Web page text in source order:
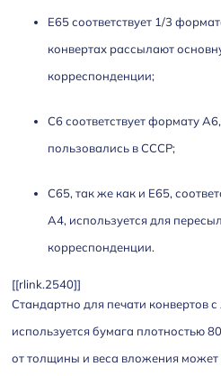
E65 соответствует 1/3
конвертах рассылают
корреспонденции;
С6 соответствует формату
пользовались в СССР;
С65, так же как и Е65,
А4, используется для
корреспонденции.
[[rlink.2540]]
Стандартно для печати конвертов
используется бумага плотностью
от толщины и веса вложения